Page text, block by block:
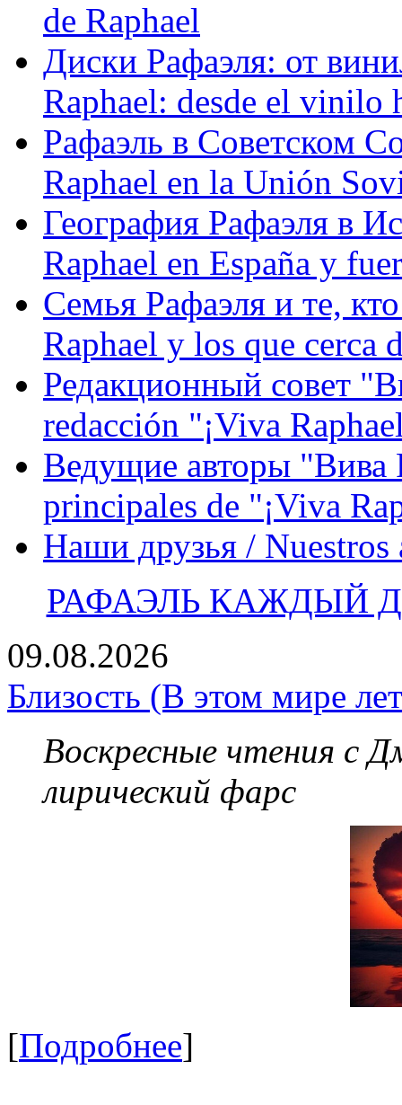
de Raphael
Диски Рафаэля: от
Raphael: desde el vinilo
Рафаэль в Советском
Raphael en la Unión
География Рафаэля в
Raphael en España y
Семья Рафаэля и те,
Raphael y los que cerca
Редакционный совет
redacción "¡Viva
Ведущие авторы "Вива
principales de "¡Viva
Наши друзья / Nuestros
РАФАЭЛЬ КАЖДЫЙ
09.08.2026
Близость (В этом мире
Воскресные чтения с
лирический фарс
[Подробнее]